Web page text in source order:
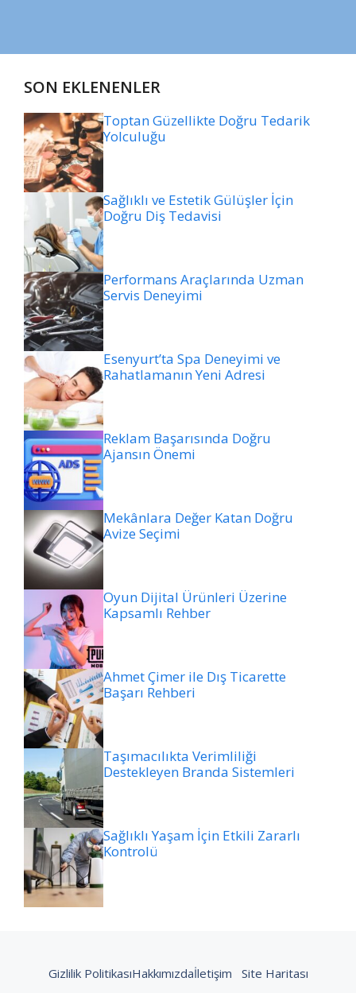
SON EKLENENLER
Toptan Güzellikte Doğru Tedarik
Yolculuğu
Sağlıklı ve Estetik Gülüşler İçin
Doğru Diş Tedavisi
Performans Araçlarında Uzman
Servis Deneyimi
Esenyurt’ta Spa Deneyimi ve
Rahatlamanın Yeni Adresi
Reklam Başarısında Doğru
Ajansın Önemi
Mekânlara Değer Katan Doğru
Avize Seçimi
Oyun Dijital Ürünleri Üzerine
Kapsamlı Rehber
Ahmet Çimer ile Dış Ticarette
Başarı Rehberi
Taşımacılıkta Verimliliği
Destekleyen Branda Sistemleri
Sağlıklı Yaşam İçin Etkili Zararlı
Kontrolü
Gizlilik PolitikasıHakkımızdaİletişim Site Haritası